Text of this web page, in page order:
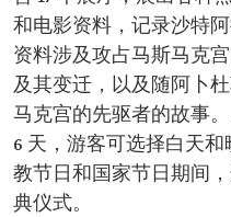
和电影资料，记录沙特
资料涉及攻占马斯马克
及其变迁，以及随阿卜
马克宫的先驱者的故事
6 天，游客可选择白天
教节日和国家节日期间
典仪式。